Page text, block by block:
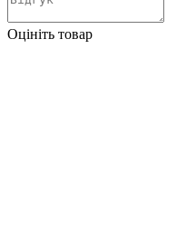
Оцініть товар